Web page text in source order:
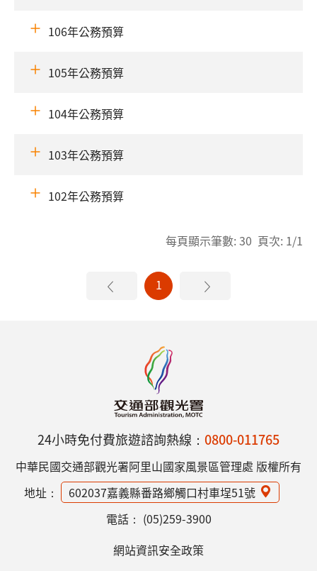
106年公務預算
105年公務預算
104年公務預算
103年公務預算
102年公務預算
每頁顯示筆數: 30 頁次: 1/1
1
24小時免付費旅遊諮詢熱線： 0800-011765
中華民國交通部觀光署阿里山國家風景區管理處 版權所有
地址：
602037嘉義縣番路鄉觸口村車埕51號
電話： (05)259-3900
網站資訊安全政策